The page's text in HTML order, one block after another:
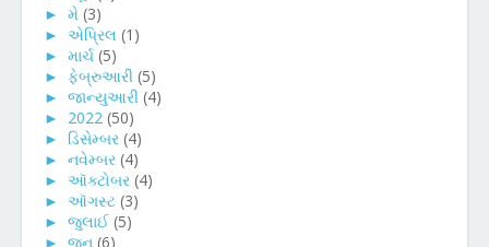
► મે (3)
► એપ્રિલ (1)
► માર્ચ (5)
► ફેબ્રુઆરી (5)
► જાન્યુઆરી (4)
► 2022 (50)
► ડિસેમ્બર (4)
► નવેમ્બર (4)
► ઑક્ટોબર (4)
► ઑગસ્ટ (3)
► જુલાઈ (5)
► જૂન (6)